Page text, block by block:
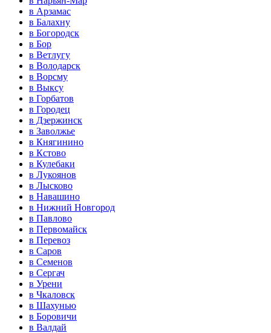
в Арзамас
в Балахну
в Богородск
в Бор
в Ветлугу
в Володарск
в Ворсму
в Выксу
в Горбатов
в Городец
в Дзержинск
в Заволжье
в Княгинино
в Кстово
в Кулебаки
в Лукоянов
в Лысково
в Навашино
в Нижний Новгород
в Павлово
в Первомайск
в Перевоз
в Саров
в Семенов
в Сергач
в Урени
в Чкаловск
в Шахунью
в Боровичи
в Валдай